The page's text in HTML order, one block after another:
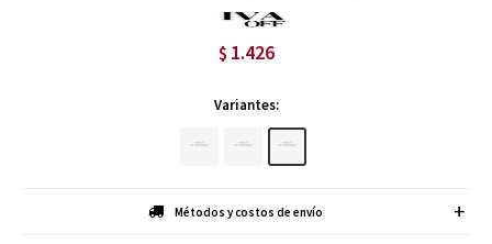
$ 1.426
Variantes:
Métodos y costos de envío